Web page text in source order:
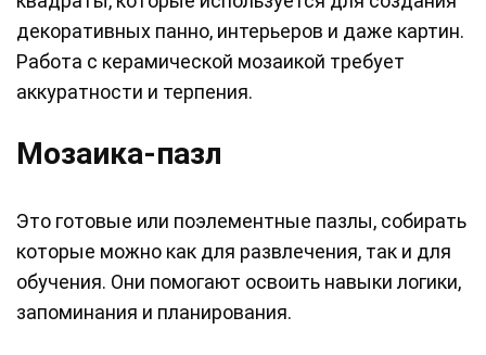
декоративных панно, интерьеров и даже картин.
Работа с керамической мозаикой требует
аккуратности и терпения.
Мозаика-пазл
Это готовые или поэлементные пазлы, собирать
которые можно как для развлечения, так и для
обучения. Они помогают освоить навыки логики,
запоминания и планирования.